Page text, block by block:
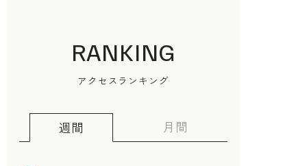
RANKING
アクセスランキング
週間 月間